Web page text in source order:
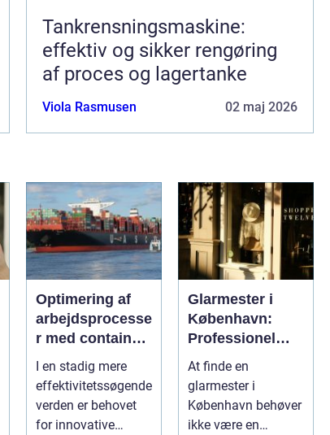
Tankrensningsmaskine:
effektiv og sikker rengøring
af proces og lagertanke
Viola Rasmusen 02 maj 2026
Optimering af
arbejdsprocesse
r med container
tilter
I en stadig mere
effektivitetssøgende
verden er behovet
for innovative
Glarmester i
København:
Professionel
løsning til alle
behov
At finde en
glarmester i
København behøver
ikke være en